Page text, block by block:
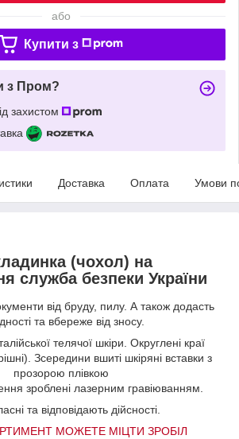
або
Купити з
з Пром?
захистом
Доставка Оплата Умови
(чохол) на
служба безпеки України
від бруду, пилу. А також додасть
та вбереже від зносу.
телячої шкіри. Округлені краї
Зсередини вшиті шкіряні вставки з
прозорою плівкою
зроблені лазерним гравіюванням.
та відповідають дійсності.
МОЖЕТЕ МІЦТИ ЗРОБІЛ